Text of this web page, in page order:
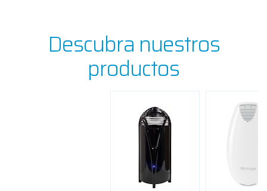
Descubra nuestros
productos